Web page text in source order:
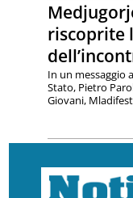
riscoprite
In un messaggio
Stato, Pietro
Giovani,